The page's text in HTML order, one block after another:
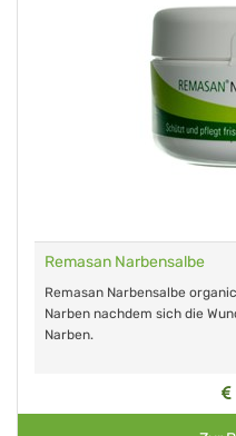
Remasan Narbensalbe
Remasan Narbensalbe
Narben nachdem sich die
Narben.